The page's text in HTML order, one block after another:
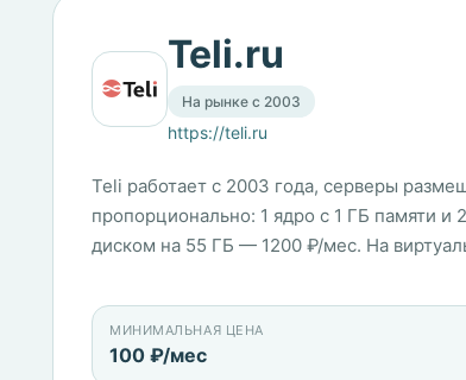
Teli.ru
На рынке с 2003
https://teli.ru
Teli работает с 2003 года, серверы
пропорционально: 1 ядро с 1 ГБ памяти
диском на 55 ГБ — 1200 ₽/мес. На
МИНИМАЛЬНАЯ ЦЕНА
100 ₽/мес